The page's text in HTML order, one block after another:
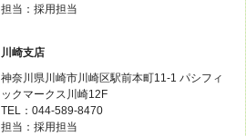
担当：採用担当
川崎支店
神奈川県川崎市川崎区駅前本町11-1 パシフィ
ックマークス川崎12F
TEL：044-589-8470
担当：採用担当